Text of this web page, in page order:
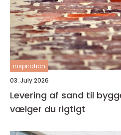
inspiration
03. July 2026
Levering af sand til
vælger du rigtigt